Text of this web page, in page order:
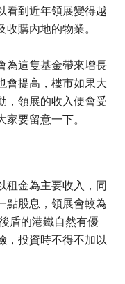
看到近年領展變得越
購內地的物業。
為這隻基金帶來增長
會提高，樓市如果大
，領展的收入便會受
要留意一下。
租金為主要收入，同
點股息，領展會較為
盾的港鐵自然有優
，投資時不得不加以